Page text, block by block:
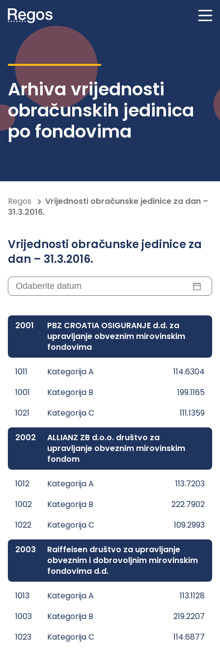
Arhiva vrijednosti
obračunskih jedinica
po fondovima
Regos
Vrijednosti obračunske jedinice za dan –
31.3.2016.
Vrijednosti obračunske jedinice za
dan – 31.3.2016.
2001
PBZ CROATIA OSIGURANJE d.d. za
upravljanje obveznim mirovinskim
fondovima
1011 Kategorija A
114.6304
1001
Kategorija B
199.1165
1021
Kategorija C 111.1359
2002
ALLIANZ ZB d.o.o. društvo za
upravljanje obveznim mirovinskim
fondom
1012 Kategorija A
113.7203
1002
Kategorija B
222.7902
1022
Kategorija C 109.2993
2003
Raiffeisen društvo za upravljanje
obveznim i dobrovoljnim mirovinskim
fondovima d.d.
1013 Kategorija A
113.1128
1003
Kategorija B
219.2207
1023
Kategorija C 114.6877